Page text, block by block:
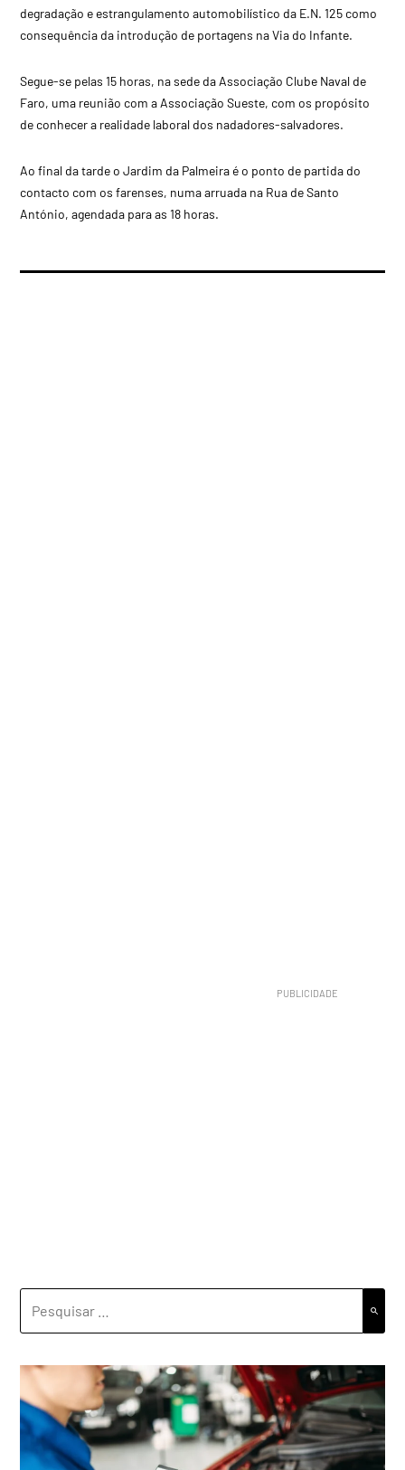
degradação e estrangulamento automobilístico da E.N. 125 como
consequência da introdução de portagens na Via do Infante.
Segue-se pelas 15 horas, na sede da Associação Clube Naval de
Faro, uma reunião com a Associação Sueste, com os propósito
de conhecer a realidade laboral dos nadadores-salvadores.
Ao final da tarde o Jardim da Palmeira é o ponto de partida do
contacto com os farenses, numa arruada na Rua de Santo
António, agendada para as 18 horas.